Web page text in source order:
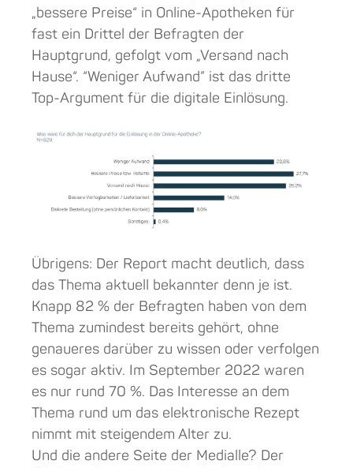
„bessere Preise“ in Online-Apotheken für
fast ein Drittel der Befragten der
Hauptgrund, gefolgt vom „Versand nach
Hause“. “Weniger Aufwand” ist das dritte
Top-Argument für die digitale Einlösung.
Übrigens: Der Report macht deutlich, dass
das Thema aktuell bekannter denn je ist.
Knapp 82 % der Befragten haben von dem
Thema zumindest bereits gehört, ohne
genaueres darüber zu wissen oder verfolgen
es sogar aktiv. Im September 2022 waren
es nur rund 70 %. Das Interesse an dem
Thema rund um das elektronische Rezept
nimmt mit steigendem Alter zu.
Und die andere Seite der Medialle? Der